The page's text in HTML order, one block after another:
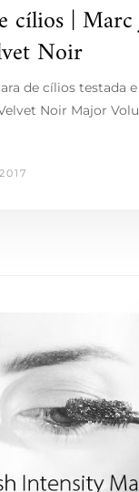
cílios | Marc
Noir
de cílios testada
Noir Major